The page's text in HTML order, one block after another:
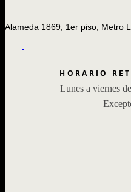
Alameda 1869, 1er piso, Metro
HORARIO
Lunes a viernes